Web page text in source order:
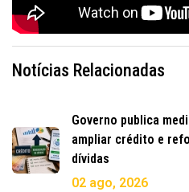
Notícias Relacionadas
Governo publica
ampliar crédito e
dívidas
02 ago, 2026